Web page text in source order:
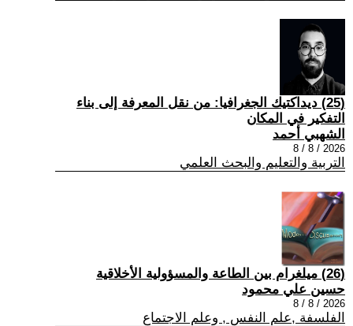
(25) ديداكتيك الجغرافيا: من نقل المعرفة إلى بناء
التفكير في المكان
الشهبي أحمد
2026 / 8 / 8
التربية والتعليم والبحث العلمي
(26) ميلغرام بين الطاعة والمسؤولية الأخلاقية
حسين علي محمود
2026 / 8 / 8
الفلسفة ,علم النفس , وعلم الاجتماع